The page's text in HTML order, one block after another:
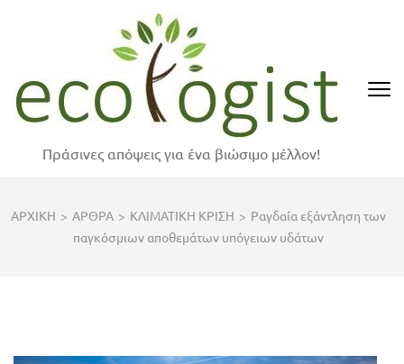
Enter)
Πράσινες απόψεις για ένα βιώσιμο μέλλον!
ΑΡΧΙΚΗ > ΑΡΘΡΑ > ΚΛΙΜΑΤΙΚΗ ΚΡΙΣΗ > Ραγδαία εξάντληση των
παγκόσμιων αποθεμάτων υπόγειων υδάτων